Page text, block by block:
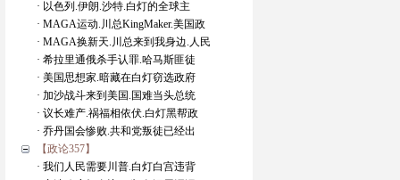
· 以色列.伊朗.沙特.白灯的全球主
· MAGA运动.川总KingMaker.美国政
· MAGA换新天.川总来到我身边.人民
· 希拉里通俄杀手认罪.哈马斯匪徒
· 美国思想家.暗藏在白灯窃选政府
· 加沙战斗来到美国.国难当头总统
· 议长难产.祸福相依伏.白灯黑帮政
· 乔丹国会惨败.共和党叛徒已经出
【政论357】
· 我们人民需要川普.白灯白宫违背